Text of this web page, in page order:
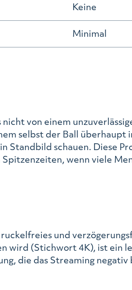
Keine
Minimal
von einem
selbst der Ball überhaupt
schauen. Diese
wenn viele
und
wird (Stichwort 4K), ist ein
die das Streaming negativ